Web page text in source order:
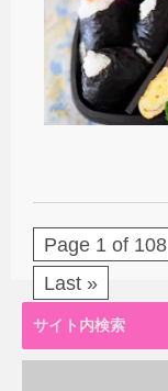
Page 1 of 108
Last »
サイト内検索